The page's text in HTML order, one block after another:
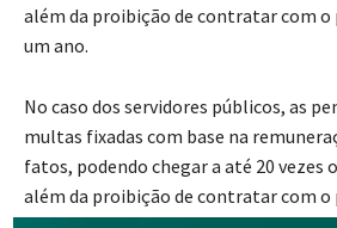
além da proibição de contratar com
um ano.
No caso dos servidores públicos, as
multas fixadas com base na
fatos, podendo chegar a até 20 vezes
além da proibição de contratar com